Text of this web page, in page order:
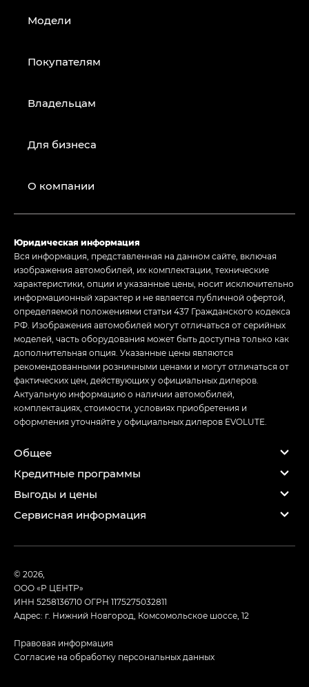
Модели
Покупателям
Владельцам
Для бизнеса
О компании
Юридическая информация
Вся информация, представленная на данном сайте, включая
изображения автомобилей, их комплектации, технические
характеристики, опции и указанные цены, носит исключительно
информационный характер и не является публичной офертой,
определяемой положениями статьи 437 Гражданского кодекса
РФ. Изображения автомобилей могут отличаться от серийных
моделей, часть оборудования может быть доступна только как
дополнительная опция. Указанные цены являются
рекомендованными розничными ценами и могут отличаться от
фактических цен, действующих у официальных дилеров.
Актуальную информацию о наличии автомобилей,
комплектациях, стоимости, условиях приобретения и
оформления уточняйте у официальных дилеров EVOLUTE.
Общее
Кредитные программы
Выгоды и цены
Сервисная информация
© 2026,
ООО «Р ЦЕНТР»
ИНН 5258136710ОГРН 1175275032811
Адрес: г. Нижний Новгород, Комсомольское шоссе, 12
Правовая информация
Согласие на обработку персональных данных